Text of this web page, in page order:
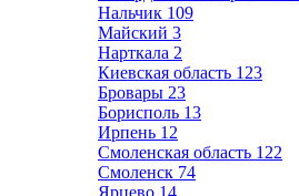
Нальчик 109
Майский 3
Нарткала 2
Киевская область 123
Бровары 23
Борисполь 13
Ирпень 12
Смоленская область 122
Смоленск 74
Ярцево 14